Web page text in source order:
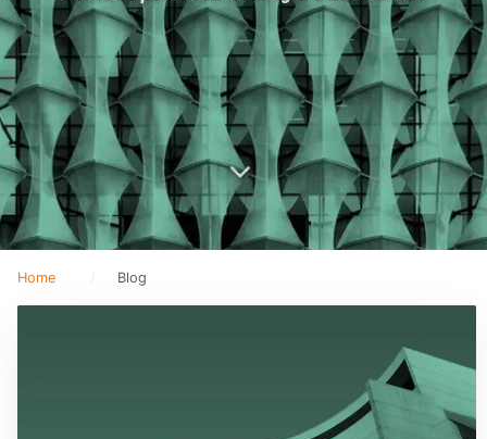
Home Blog